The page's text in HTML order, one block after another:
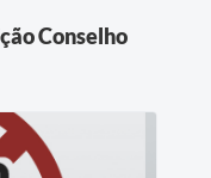
Conselho